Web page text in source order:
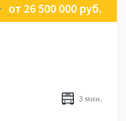
от 26 500 000 руб.
3 мин.